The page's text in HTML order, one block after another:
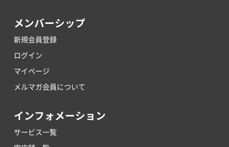
メンバーシップ
新規会員登録
ログイン
マイページ
メルマガ会員について
インフォメーション
サービス一覧